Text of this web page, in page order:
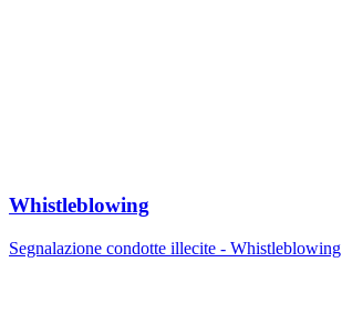
Whistleblowing
Segnalazione condotte illecite - Whistleblowing